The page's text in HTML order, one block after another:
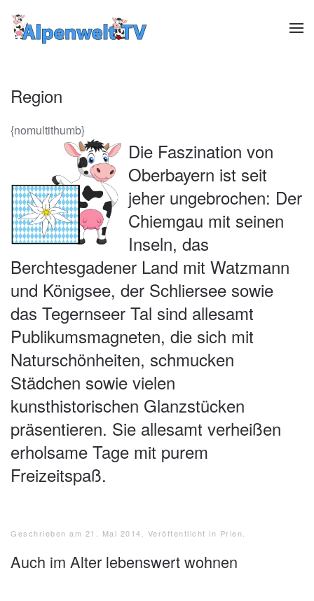
Zum Hauptinhalt springen
Region
{nomultithumb}
Die Faszination von
Oberbayern ist seit
jeher ungebrochen: Der
Chiemgau mit seinen
Inseln, das
Berchtesgadener Land mit Watzmann
und Königsee, der Schliersee sowie
das Tegernseer Tal sind allesamt
Publikumsmagneten, die sich mit
Naturschönheiten, schmucken
Städchen sowie vielen
kunsthistorischen Glanzstücken
präsentieren. Sie allesamt verheißen
erholsame Tage mit purem
Freizeitspaß.
Geschrieben am 21. Mai 2014 . Veröffentlicht in Prien
Auch im Alter lebenswert wohnen